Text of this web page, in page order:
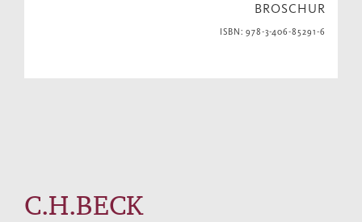
BROSCHUR
ISBN: 978-3-406-85291-6
C.H.BECK